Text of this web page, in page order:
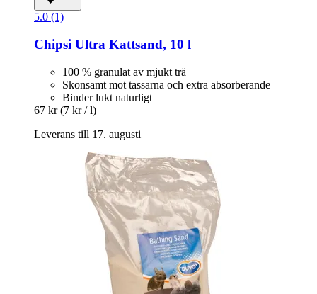
5.0 (1)
Chipsi Ultra Kattsand, 10 l
100 % granulat av mjukt trä
Skonsamt mot tassarna och extra absorberande
Binder lukt naturligt
67 kr (7 kr / l)
Leverans till 17. augusti